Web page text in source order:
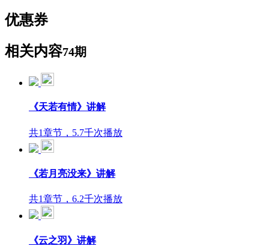
优惠券
相关内容74期
《天若有情》讲解
共1章节，5.7千次播放
《若月亮没来》讲解
共1章节，6.2千次播放
《云之羽》讲解